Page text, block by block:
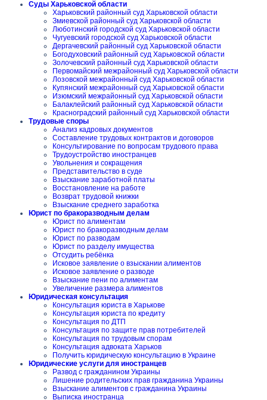
Суды Харьковской области
Харьковский районный суд Харьковской области
Змиевской районный суд Харьковской области
Люботинский городской суд Харьковской области
Чугуевский городской суд Харьковской области
Дергачевский районный суд Харьковской области
Богодуховский районный суд Харьковской области
Золочевский районный суд Харьковской области
Первомайский межрайонный суд Харьковской области
Лозовской межрайонный суд Харьковской области
Купянский межрайонный суд Харьковской области
Изюмский межрайонный суд Харьковской области
Балаклейский районный суд Харьковской области
Красноградский районный суд Харьковской области
Трудовые споры
Анализ кадровых документов
Составление трудовых контрактов и договоров
Консультирование по вопросам трудового права
Трудоустройство иностранцев
Увольнения и сокращения
Представительство в суде
Взыскание заработной платы
Восстановление на работе
Возврат трудовой книжки
Взыскание среднего заработка
Юрист по бракоразводным делам
Юрист по алиментам
Юрист по бракоразводным делам
Юрист по разводам
Юрист по разделу имущества
Отсудить ребёнка
Исковое заявление о взыскании алиментов
Исковое заявление о разводе
Взыскание пени по алиментам
Увеличение размера алиментов
Юридическая консультация
Консультация юриста в Харькове
Консультация юриста по кредиту
Консультация по ДТП
Консультация по защите прав потребителей
Консультация по трудовым спорам
Консультация адвоката Харьков
Получить юридическую консультацию в Украине
Юридические услуги для иностранцев
Развод с гражданином Украины
Лишение родительских прав гражданина Украины
Взыскание алиментов с гражданина Украины
Выписка иностранца